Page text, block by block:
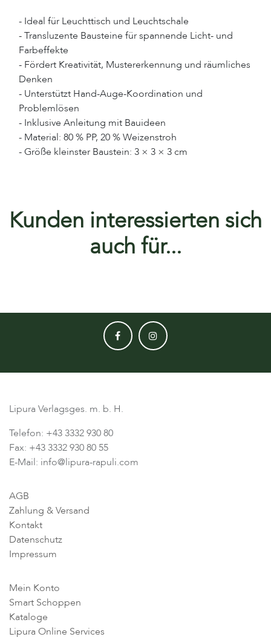
- Ideal für Leuchttisch und Leuchtschale
- Transluzente Bausteine für spannende Licht- und
Farbeffekte
- Fördert Kreativität, Mustererkennung und räumliches
Denken
- Unterstützt Hand-Auge-Koordination und
Problemlösen
- Inklusive Anleitung mit Bauideen
- Material: 80 % PP, 20 % Weizenstroh
- Größe kleinster Baustein: 3 × 3 × 3 cm
Kunden interessierten sich
auch für...
Lipura Verlagsges. m. b. H.
Telefon: +43 3332 930 80
Fax: +43 3332 930 80 55
E-Mail: info@lipura-rapuli.com
AGB
Zahlung & Versand
Kontakt
Datenschutz
Impressum
Mein Konto
Smart Schoppen
Kataloge
Lipura Online Services